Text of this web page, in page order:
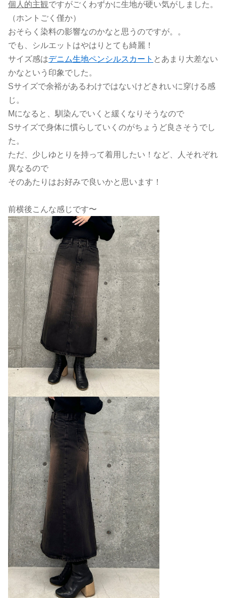
個人的主観ですがごくわずかに生地が硬い気がしました。
（ホントごく僅か）
おそらく染料の影響なのかなと思うのですが。。
でも、シルエットはやはりとても綺麗！
サイズ感はデニム生地ペンシルスカート とあまり大差ない
かなという印象でした。
Sサイズで余裕があるわけではないけどきれいに穿ける感
じ。
Mになると、馴染んでいくと緩くなりそうなので
Sサイズで身体に慣らしていくのがちょうど良さそうでし
た。
ただ、少しゆとりを持って着用したい！など、人それぞれ
異なるので
そのあたりはお好みで良いかと思います！
前横後こんな感じです〜